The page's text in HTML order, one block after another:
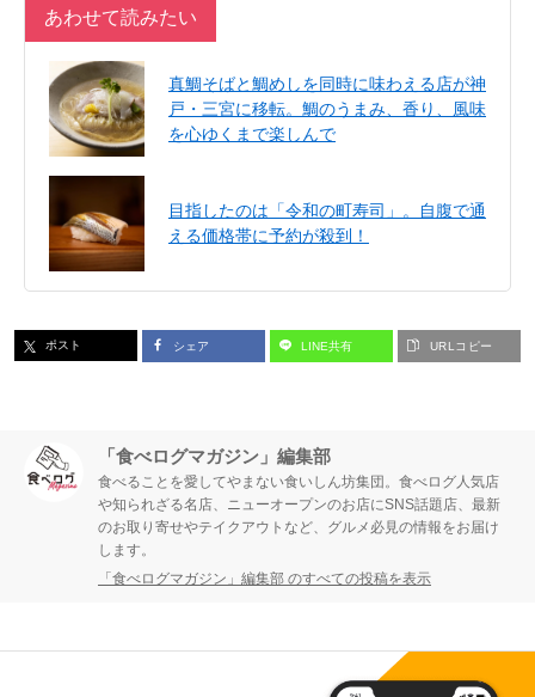
あわせて読みたい
真鯛そばと鯛めしを同時に味わえる店が神
戸・三宮に移転。鯛のうまみ、香り、風味
を心ゆくまで楽しんで
目指したのは「令和の町寿司」。自腹で通
える価格帯に予約が殺到！
ポスト シェア LINE共有 URLコピー
「食べログマガジン」編集部
食べることを愛してやまない食いしん坊集団。食べログ人気店
や知られざる名店、ニューオープンのお店にSNS話題店、最新
のお取り寄せやテイクアウトなど、グルメ必見の情報をお届け
します。
「食べログマガジン」編集部 のすべての投稿を表示